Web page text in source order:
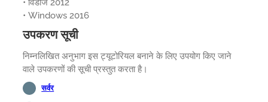
• विंडोज 2012
• Windows 2016
उपकरण सूची
निम्नलिखित अनुभाग इस ट्यूटोरियल बनाने के लिए उपयोग किए जाने
वाले उपकरणों की सूची प्रस्तुत करता है।
सर्वर